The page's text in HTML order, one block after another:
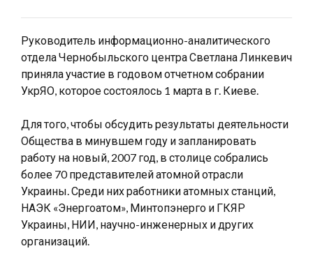
Руководитель информационно-аналитического
отдела Чернобыльского центра Светлана Линкевич
приняла участие в годовом отчетном собрании
УкрЯО, которое состоялось 1 марта в г. Киеве.
Для того, чтобы обсудить результаты деятельности
Общества в минувшем году и запланировать
работу на новый, 2007 год, в столице собрались
более 70 представителей атомной отрасли
Украины. Среди них работники атомных станций,
НАЭК «Энергоатом», Минтопэнерго и ГКЯР
Украины, НИИ, научно-инженерных и других
организаций.